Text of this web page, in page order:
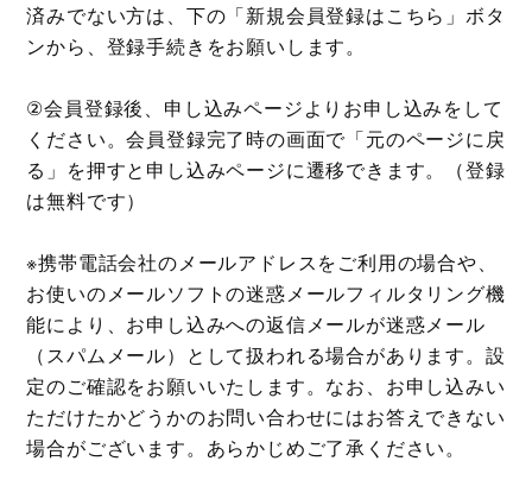
済みでない方は、下の「新規会員登録はこちら」ボタ
ンから、登録手続きをお願いします。
②会員登録後、申し込みページよりお申し込みをして
ください。会員登録完了時の画面で「元のページに戻
る」を押すと申し込みページに遷移できます。（登録
は無料です）
※携帯電話会社のメールアドレスをご利⽤の場合や、
お使いのメールソフトの迷惑メールフィルタリング機
能により、お申し込みへの返信メールが迷惑メール
（スパムメール）として扱われる場合があります。設
定のご確認をお願いいたします。なお、お申し込みい
ただけたかどうかのお問い合わせにはお答えできない
場合がございます。あらかじめご了承ください。